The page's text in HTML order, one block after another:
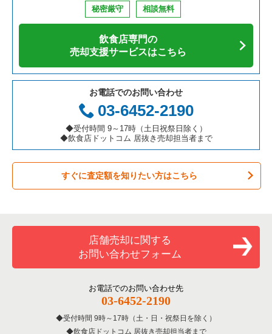
カフェの居抜き売却物件の案件一覧
テイクアウトの居抜き売却物件の案件一覧
お弁当・惣菜・デリの居抜き売却物件の案件一覧
カラオケ・パブ・スナックの居抜き売却物件の案件一覧
バーの居抜き売却物件の案件一覧
居酒屋・ダイニングバーの居抜き売却物件の案件一覧
洋食の居抜き売却物件の案件一覧
その他の居抜き売却物件の案件一覧
愛知県の飲食店の居抜き売却物件の案件一覧
岐阜県の飲食店の居抜き売却物件の案件一覧
三重県の飲食店の居抜き売却物件の案件一覧
袖ヶ浦市の飲食店の居抜き売却物件の案件一覧
君津市の飲食店の居抜き売却物件の案件一覧
習志野市の飲食店の居抜き売却物件の案件一覧
千葉市美浜区の飲食店の居抜き売却物件の案件一覧
佐倉市の飲食店の居抜き売却物件の案件一覧
四街道市の飲食店の居抜き売却物件の案件一覧
柏市の飲食店の居抜き売却物件の案件一覧
館山市の飲食店の居抜き売却物件の案件一覧
千葉県の焼肉の居抜き売却物件の案件一覧
千葉県の鉄板焼き・お好み焼の居抜き売却物件の案件一覧
千葉県のアジア料理の居抜き売却物件の案件一覧
千葉県のカフェの居抜き売却物件の案件一覧
千葉県のテイクアウトの居抜き売却物件の案件一覧
千葉県のお弁当・惣菜・デリの居抜き売却物件の案件一覧
千葉県のバーの居抜き売却物件の案件一覧
千葉県の居酒屋・ダイニングバーの居抜き売却物件の案件一覧
千葉県の和食の居抜き売却物件の案件一覧
千葉県の洋食の居抜き売却物件の案件一覧
秘密厳守 相談無料
飲食店専門の
売却支援サービスはこちら
お電話でのお問い合わせ
03-6452-2190
◆受付時間 9～17時（土日祝祭日除く）
◆飲食店ドットコム 居抜き売却担当者まで
すぐに査定額を知りたい方はこちら
店舗売却に関する
お問い合わせフォーム
お電話でのお問い合わせ先
03-6452-2190
受付時間 9時～17時（土・日・祝祭日を除く）
飲食店ドットコム 居抜き売却担当者まで